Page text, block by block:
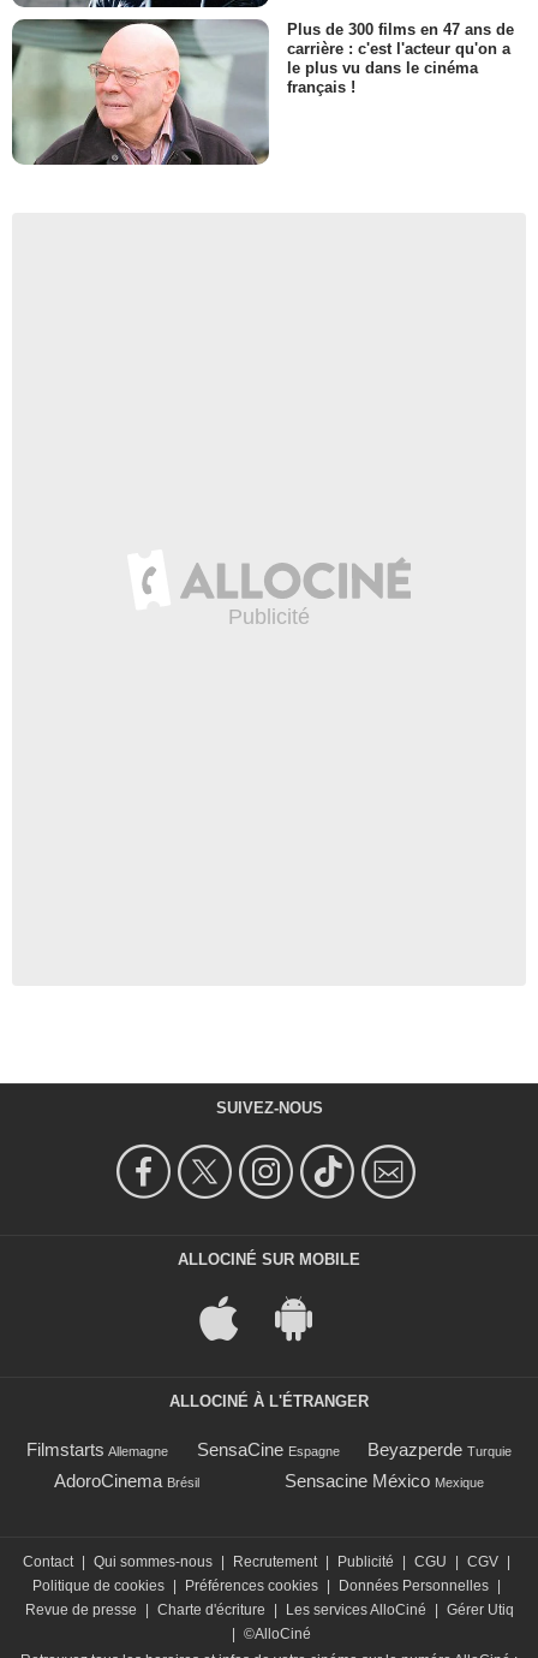
Plus de 300 films en 47 ans de
carrière : c'est l'acteur qu'on a
le plus vu dans le cinéma
français !
SUIVEZ-NOUS
ALLOCINÉ SUR MOBILE
ALLOCINÉ À L'ÉTRANGER
Filmstarts Allemagne SensaCine Espagne Beyazperde Turquie
AdoroCinema Brésil Sensacine México Mexique
Contact | Qui sommes-nous | Recrutement | Publicité | CGU | CGV |
Politique de cookies | Préférences cookies | Données Personnelles |
Revue de presse
| Charte d'écriture | Les services AlloCiné | Gérer Utiq
| ©AlloCiné